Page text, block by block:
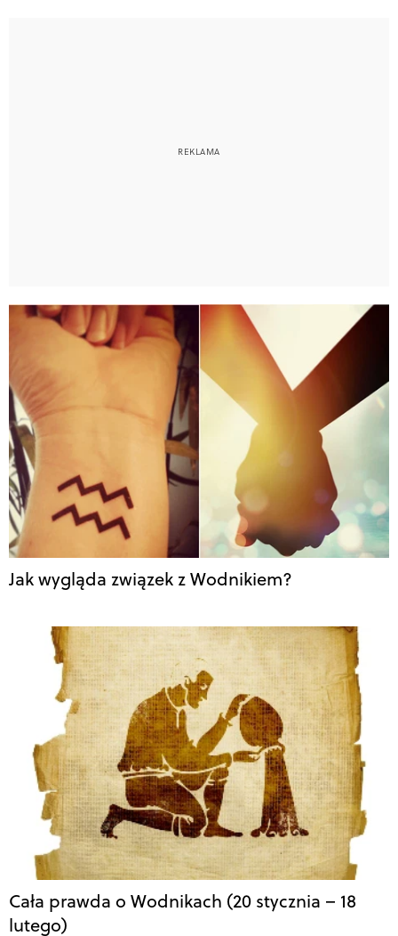
Jak wygląda związek z Wodnikiem?
Cała prawda o Wodnikach (20 stycznia – 18
lutego)